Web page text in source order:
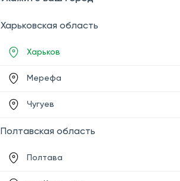
Харьковская область
Харьков
Мерефа
Чугуев
Полтавская область
Полтава